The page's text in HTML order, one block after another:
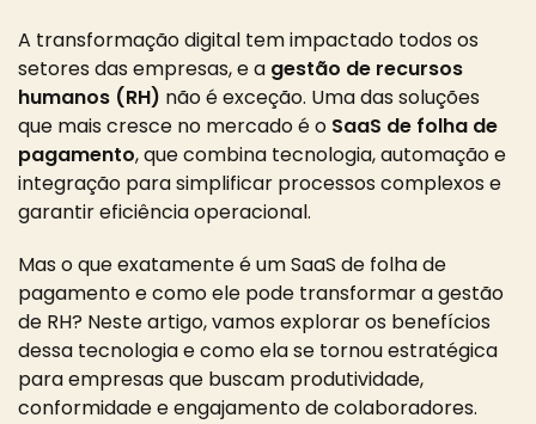
A transformação digital tem impactado todos os
setores das empresas, e a gestão de recursos
humanos (RH) não é exceção. Uma das soluções
que mais cresce no mercado é o SaaS de folha de
pagamento, que combina tecnologia, automação e
integração para simplificar processos complexos e
garantir eficiência operacional.
Mas o que exatamente é um SaaS de folha de
pagamento e como ele pode transformar a gestão
de RH? Neste artigo, vamos explorar os benefícios
dessa tecnologia e como ela se tornou estratégica
para empresas que buscam produtividade,
conformidade e engajamento de colaboradores.